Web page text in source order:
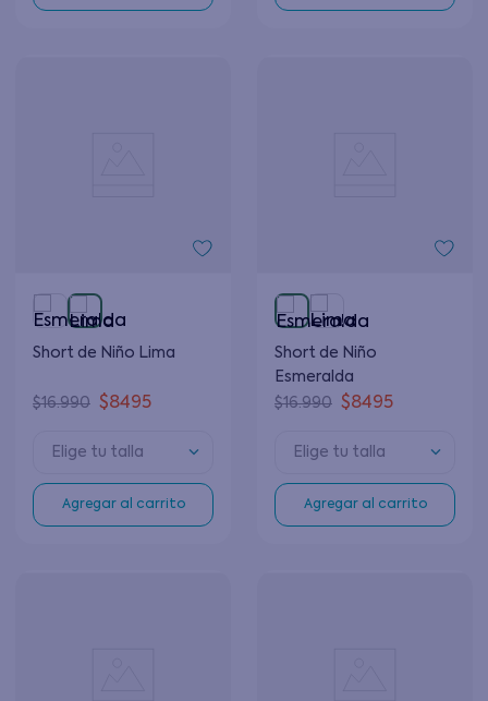
Short de Niño Lima
$16.990 $8495
Elige tu talla
Agregar al carrito
Short de Niño
Esmeralda
$16.990 $8495
Elige tu talla
Agregar al carrito